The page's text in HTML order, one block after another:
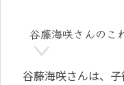
谷藤海咲さんのこ
谷藤海咲さんは、